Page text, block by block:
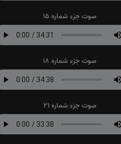
صوت جزء شماره 15
صوت جزء شماره 18
صوت جزء شماره 21